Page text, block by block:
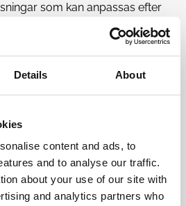
Details About
content and ads, to
and to analyse our traffic.
about your use of our site with
and analytics partners who
som kan anpassas efter
för de eventuella skador du kan
arbete.Du kan
och mindre tid åt